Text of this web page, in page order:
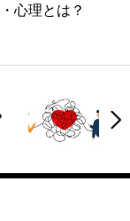
心理とは？